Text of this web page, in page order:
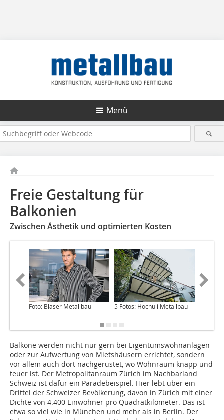
Menü
Freie Gestaltung für
Balkonien
Zwischen Ästhetik und optimierten Kosten
Foto: Blaser Metallbau 5 Fotos: Hochuli Metallbau
Balkone werden nicht nur gern bei Eigentumswohnanlagen
oder zur Aufwertung von Mietshäusern errichtet, sondern
vor allem auch dort nachgerüstet, wo Wohnraum knapp und
teuer ist. Der Metropolitanraum Zürich im Nachbarland
Schweiz ist dafür ein Paradebeispiel. Hier lebt über ein
Drittel der Schweizer Bevölkerung, davon in Zürich mit einer
Dichte von 4.400 Einwohner pro Quadratkilometer. Das ist
etwa so viel wie in München und mehr als in Berlin. Der